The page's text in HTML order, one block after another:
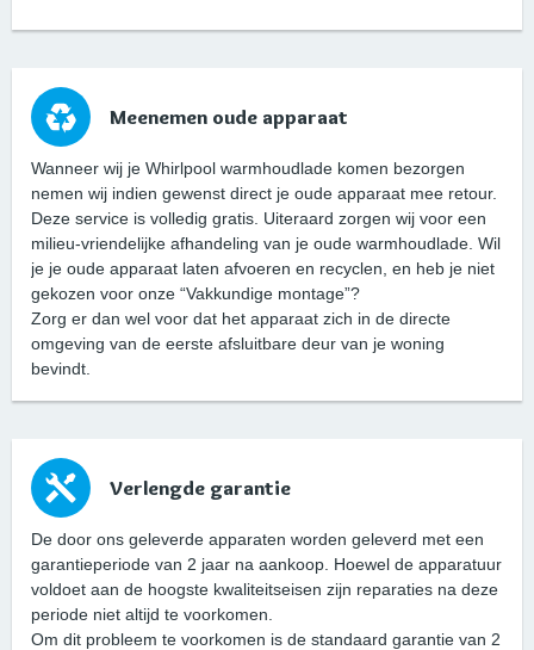
Meenemen oude apparaat
Wanneer wij je Whirlpool warmhoudlade komen bezorgen
nemen wij indien gewenst direct je oude apparaat mee retour.
Deze service is volledig gratis. Uiteraard zorgen wij voor een
milieu-vriendelijke afhandeling van je oude warmhoudlade. Wil
je je oude apparaat laten afvoeren en recyclen, en heb je niet
gekozen voor onze “Vakkundige montage”?
Zorg er dan wel voor dat het apparaat zich in de directe
omgeving van de eerste afsluitbare deur van je woning
bevindt.
Verlengde garantie
De door ons geleverde apparaten worden geleverd met een
garantieperiode van 2 jaar na aankoop. Hoewel de apparatuur
voldoet aan de hoogste kwaliteitseisen zijn reparaties na deze
periode niet altijd te voorkomen.
Om dit probleem te voorkomen is de standaard garantie van 2